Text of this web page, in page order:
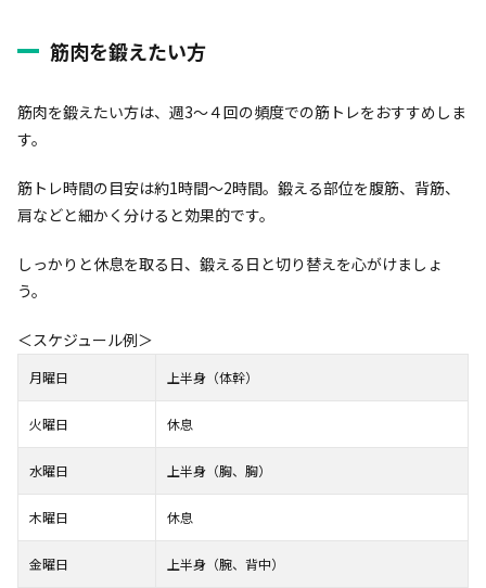
筋肉を鍛えたい方
筋肉を鍛えたい方は、週3～４回の頻度での筋トレをおすすめしま
す。
筋トレ時間の目安は約1時間～2時間。鍛える部位を腹筋、背筋、
肩などと細かく分けると効果的です。
しっかりと休息を取る日、鍛える日と切り替えを心がけましょ
う。
＜スケジュール例＞
月曜日 上半身（体幹）
火曜日 休息
水曜日 上半身（胸、胸）
木曜日 休息
金曜日 上半身（腕、背中）